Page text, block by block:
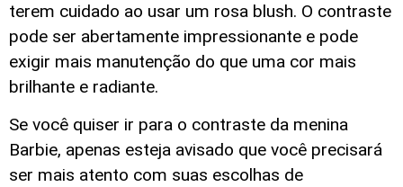
terem cuidado ao usar um rosa blush. O contraste
pode ser abertamente impressionante e pode
exigir mais manutenção do que uma cor mais
brilhante e radiante.
Se você quiser ir para o contraste da menina
Barbie, apenas esteja avisado que você precisará
ser mais atento com suas escolhas de